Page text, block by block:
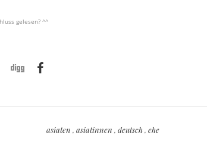
gelesen? ^^
asiaten,asiatinnen,deutsch,ehe